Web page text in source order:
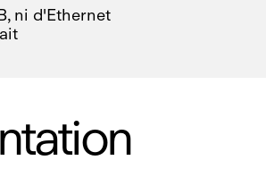
ni d'Ethernet